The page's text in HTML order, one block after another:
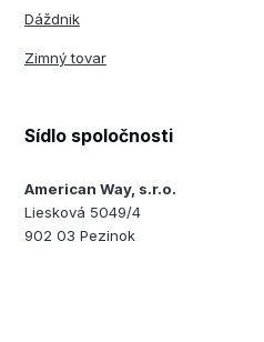
Dáždnik
Zimný tovar
Sídlo spoločnosti
American Way, s.r.o.
Liesková 5049/4
902 03 Pezinok